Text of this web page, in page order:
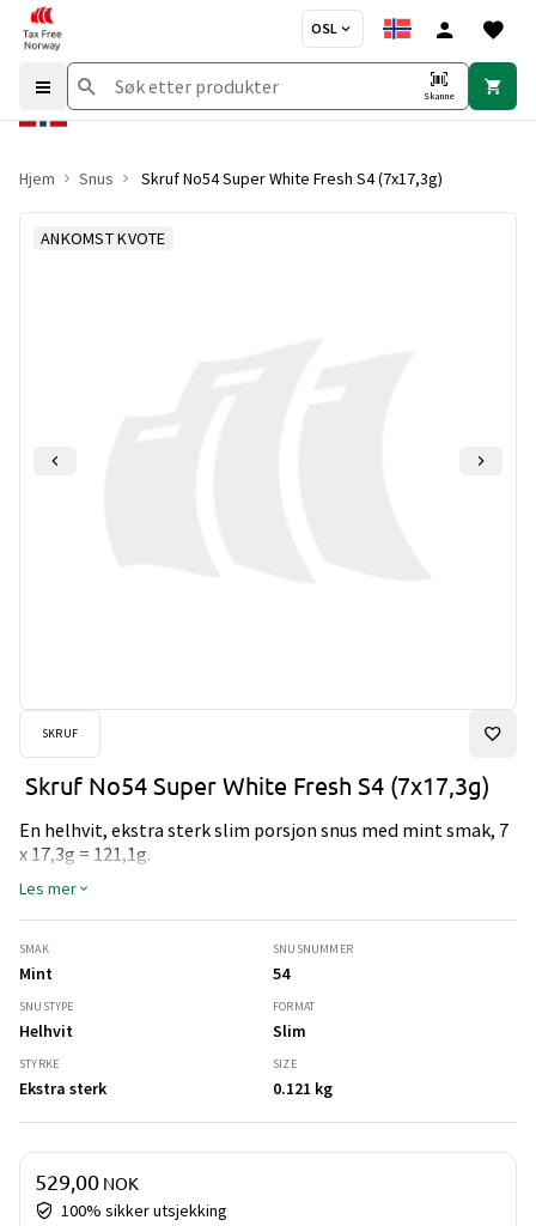
OSL
Skanne
Hjem Snus Skruf No54 Super White Fresh S4 (7x17,3g)
ANKOMST KVOTE
SKRUF
Skruf No54 Super White Fresh S4 (7x17,3g)
En helhvit, ekstra sterk slim porsjon snus med mint smak, 7
x 17,3g = 121,1g.
Les mer
SMAK
Mint
SNUSNUMMER
54
SNUSTYPE
Helhvit
FORMAT
Slim
STYRKE
Ekstra sterk
SIZE
0.121 kg
Pris og mengde
100% sikker utsjekking
529,00 NOK